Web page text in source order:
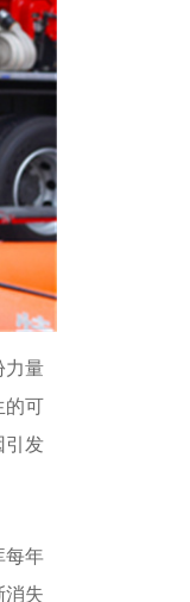
力量
的可
引发
每年
消失